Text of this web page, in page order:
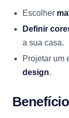
Escolher
Definir
a sua casa.
Projetar um
design.